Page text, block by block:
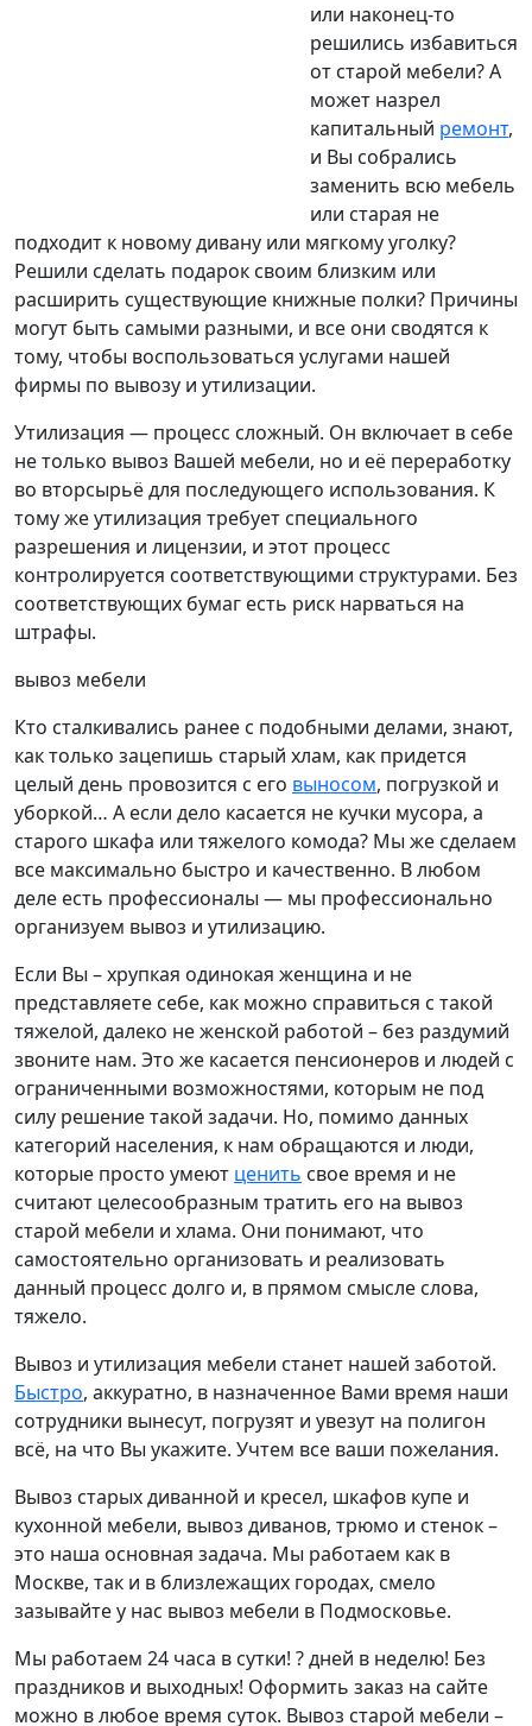
или наконец-то
решились избавиться
от старой мебели? А
может назрел
капитальный ремонт,
и Вы собрались
заменить всю мебель
или старая не
подходит к новому дивану или мягкому уголку?
Решили сделать подарок своим близким или
расширить существующие книжные полки? Причины
могут быть самыми разными, и все они сводятся к
тому, чтобы воспользоваться услугами нашей
фирмы по вывозу и утилизации.
Утилизация — процесс сложный. Он включает в себе
не только вывоз Вашей мебели, но и её переработку
во вторсырьё для последующего использования. К
тому же утилизация требует специального
разрешения и лицензии, и этот процесс
контролируется соответствующими структурами. Без
соответствующих бумаг есть риск нарваться на
штрафы.
вывоз мебели
Кто сталкивались ранее с подобными делами, знают,
как только зацепишь старый хлам, как придется
целый день провозится с его выносом, погрузкой и
уборкой… А если дело касается не кучки мусора, а
старого шкафа или тяжелого комода? Мы же сделаем
все максимально быстро и качественно. В любом
деле есть профессионалы — мы профессионально
организуем вывоз и утилизацию.
Если Вы – хрупкая одинокая женщина и не
представляете себе, как можно справиться с такой
тяжелой, далеко не женской работой – без раздумий
звоните нам. Это же касается пенсионеров и людей с
ограниченными возможностями, которым не под
силу решение такой задачи. Но, помимо данных
категорий населения, к нам обращаются и люди,
которые просто умеют ценить свое время и не
считают целесообразным тратить его на вывоз
старой мебели и хлама. Они понимают, что
самостоятельно организовать и реализовать
данный процесс долго и, в прямом смысле слова,
тяжело.
Вывоз и утилизация мебели станет нашей заботой.
Быстро, аккуратно, в назначенное Вами время наши
сотрудники вынесут, погрузят и увезут на полигон
всё, на что Вы укажите. Учтем все ваши пожелания.
Вывоз старых диванной и кресел, шкафов купе и
кухонной мебели, вывоз диванов, трюмо и стенок –
это наша основная задача. Мы работаем как в
Москве, так и в близлежащих городах, смело
зазывайте у нас вывоз мебели в Подмосковье.
Мы работаем 24 часа в сутки! ? дней в неделю! Без
праздников и выходных! Оформить заказ на сайте
можно в любое время суток. Вывоз старой мебели –